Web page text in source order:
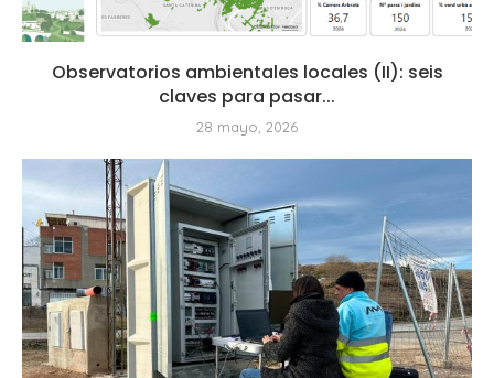
Observatorios ambientales locales (II): seis
claves para pasar...
28 mayo, 2026